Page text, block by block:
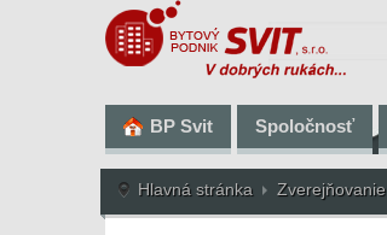
BP Svit Spoločnosť
Hlavná stránka Zverejňovanie